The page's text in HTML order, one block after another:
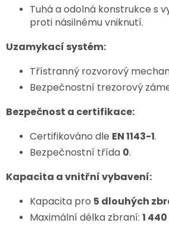
Tuhá a odolná konstrukce s
proti násilnému vniknutí.
Uzamykací systém:
Třístranný rozvorový
Bezpečnostní trezorový
Bezpečnost a certifikace:
Certifikováno dle EN 1143-1.
Bezpečnostní třída 0.
Kapacita a vnitřní vybavení:
Kapacita pro 5 dlouhých
Maximální délka zbraní: 1